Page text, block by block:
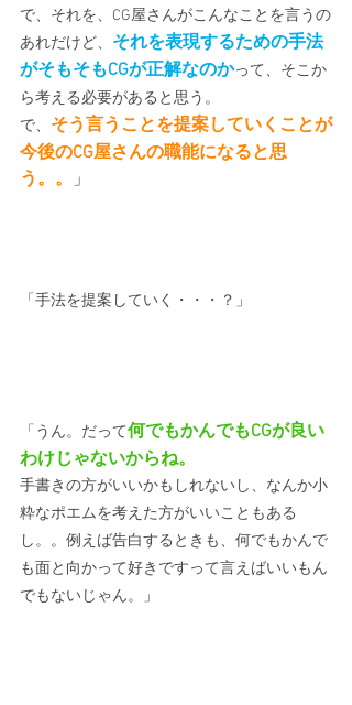
で、それを、CG屋さんがこんなことを言うの
あれだけど、 それを表現するための手法
がそもそもCGが正解なのかって、そこか
ら考える必要があると思う。
で、 そう言うことを提案していくことが
今後のCG屋さんの職能になると思
う。。 」
「手法を提案していく・・・？」
「うん。だって何でもかんでもCGが良い
わけじゃないからね。
手書きの方がいいかもしれないし、なんか小
粋なポエムを考えた方がいいこともある
し。。例えば告白するときも、何でもかんで
も面と向かって好きですって言えばいいもん
でもないじゃん。」